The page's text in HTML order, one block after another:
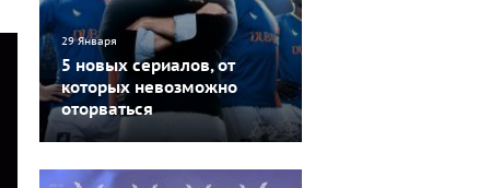
29 Января
5 новых сериалов, от
которых невозможно
оторваться